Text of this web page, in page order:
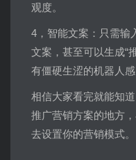
观度。
4，智能文案：只需输
文案，甚至可以生成“
有僵硬生涩的机器人感
相信大家看完就能知
推广营销方案的地方
去设置你的营销模式。